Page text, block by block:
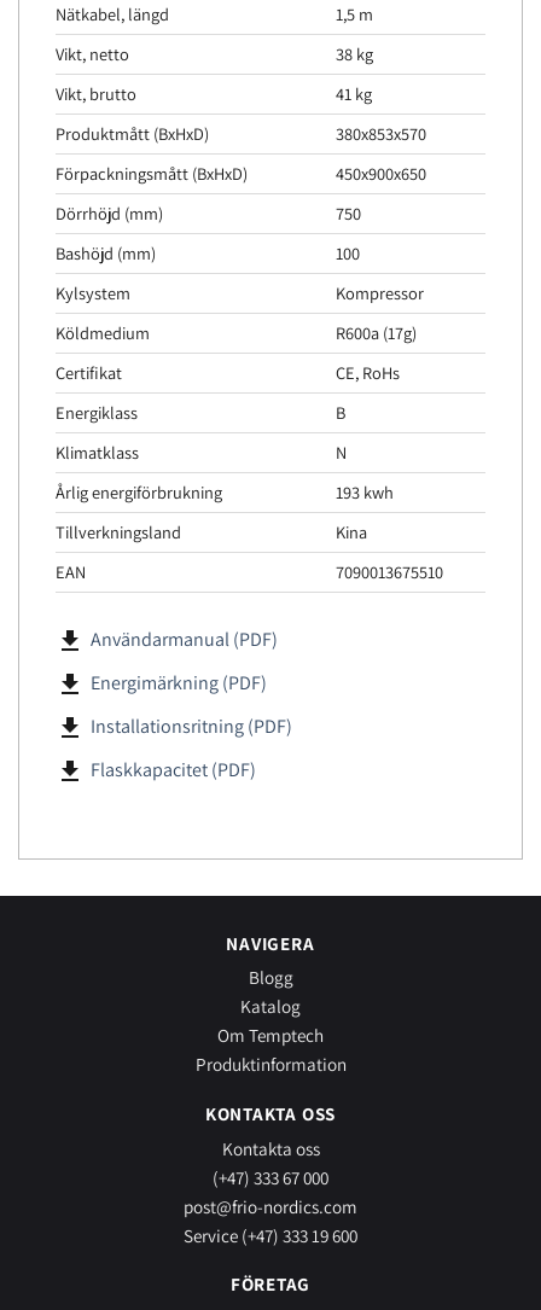
Nätkabel, längd
1,5 m
Vikt, netto
38 kg
Vikt, brutto
41 kg
Produktmått (BxHxD)
380x853x570
Förpackningsmått (BxHxD)
450x900x650
Dörrhöjd (mm)
750
Bashöjd (mm)
100
Kylsystem
Kompressor
Köldmedium
R600a (17g)
Certifikat
CE, RoHs
Energiklass
B
Klimatklass
N
Årlig energiförbrukning
193 kwh
Tillverkningsland
Kina
EAN
7090013675510
file_download Användarmanual (PDF)
file_download Energimärkning (PDF)
file_download Installationsritning (PDF)
file_download Flaskkapacitet (PDF)
NAVIGERA
Blogg
Katalog
Om Temptech
Produktinformation
KONTAKTA OSS
Kontakta oss
(+47) 333 67 000
post@frio-nordics.com
Service (+47) 333 19 600
FÖRETAG